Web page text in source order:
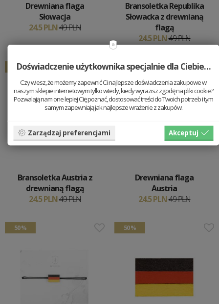
Drewniana flaga
Słowacja
24.5 PLN49 PLN
Bransoletka Republika
Słowacka z drewnianą
flagą
24.5 PLN49 PLN
50 %
Bransoletka Austria z
drewnianą flagą
24.5 PLN49 PLN
50 %
Drewniana flaga
Austria
24.5 PLN49 PLN
50 % 50 %
Doświadczenie użytkownika specjalnie dla Ciebie…
Czy wiesz, że możemy zapewnić Ci najlepsze doświadczenia zakupowe w
naszym sklepie internetowym tylko wtedy, kiedy wyrazisz zgodę na pliki cookie?
Pozwalają nam one lepiej Cię poznać, dostosować treści do Twoich potrzeb i tym
samym zapewniają jak najlepsze wrażenie z zakupów.
Zarządzaj preferencjami Akceptuj